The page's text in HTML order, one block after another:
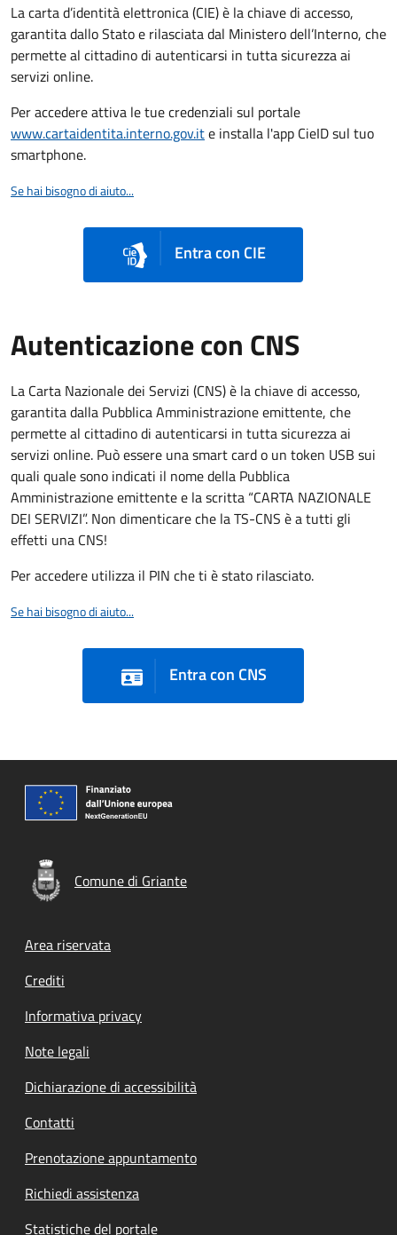
La carta d’identità elettronica (CIE) è la chiave di accesso,
garantita dallo Stato e rilasciata dal Ministero dell’Interno, che
permette al cittadino di autenticarsi in tutta sicurezza ai
servizi online.
Per accedere attiva le tue credenziali sul portale
www.cartaidentita.interno.gov.ite installa l'app CieID sul tuo
smartphone.
Se hai bisogno di aiuto...
Entra con CIE
Autenticazione con CNS
La Carta Nazionale dei Servizi (CNS) è la chiave di accesso,
garantita dalla Pubblica Amministrazione emittente, che
permette al cittadino di autenticarsi in tutta sicurezza ai
servizi online. Può essere una smart card o un token USB sui
quali quale sono indicati il nome della Pubblica
Amministrazione emittente e la scritta “CARTA NAZIONALE
DEI SERVIZI”. Non dimenticare che la TS-CNS è a tutti gli
effetti una CNS!
Per accedere utilizza il PIN che ti è stato rilasciato.
Se hai bisogno di aiuto...
Entra con CNS
Comune di Griante
Footer menu
Area riservata
Crediti
Informativa privacy
Note legali
Dichiarazione di accessibilità
Contatti
Prenotazione appuntamento
Richiedi assistenza
Statistiche del portale